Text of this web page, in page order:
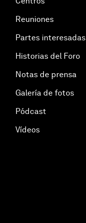
Reuniones
Partes interesadas
Historias del Foro
Notas de prensa
Galería de fotos
Pódcast
Vídeos